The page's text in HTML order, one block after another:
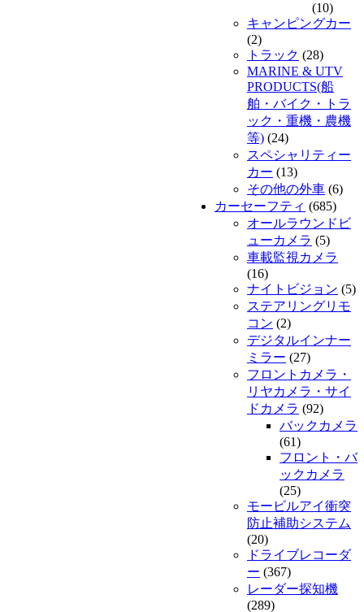
(10)
キャンピングカー
(2)
トラック (28)
MARINE & UTV
PRODUCTS(船
舶・バイク・トラ
ック・重機・農機
等) (24)
スペシャリティー
カー (13)
その他の外車 (6)
カーセーフティ (685)
オールラウンドビ
ューカメラ (5)
車載監視カメラ
(16)
ナイトビジョン (5)
ステアリングリモ
コン (2)
デジタルインナー
ミラー (27)
フロントカメラ・
リヤカメラ・サイ
ドカメラ (92)
バックカメラ
(61)
フロント・バ
ックカメラ
(25)
モービルアイ衝突
防止補助システム
(20)
ドライブレコーダ
ー (367)
レーダー探知機
(289)